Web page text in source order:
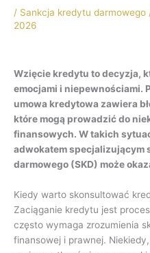
/ Sankcja kredytu darmowego
2026
Wzięcie kredytu to decyzja,
emocjami i niepewnościami.
umowa kredytowa zawiera
które mogą prowadzić do
finansowych. W takich
adwokatem specjalizującym
darmowego (SKD) może
Kiedy warto skonsultować
Zaciąganie kredytu jest
często wymaga zrozumienia
finansowej i prawnej.